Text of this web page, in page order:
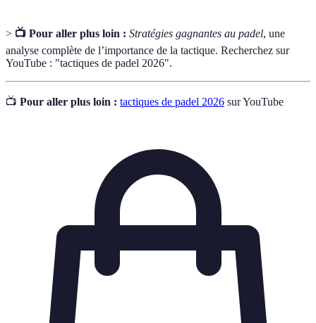
> 📺 Pour aller plus loin : Stratégies gagnantes au padel, une
analyse complète de l’importance de la tactique. Recherchez sur
YouTube : "tactiques de padel 2026".
📺 Pour aller plus loin : tactiques de padel 2026 sur YouTube